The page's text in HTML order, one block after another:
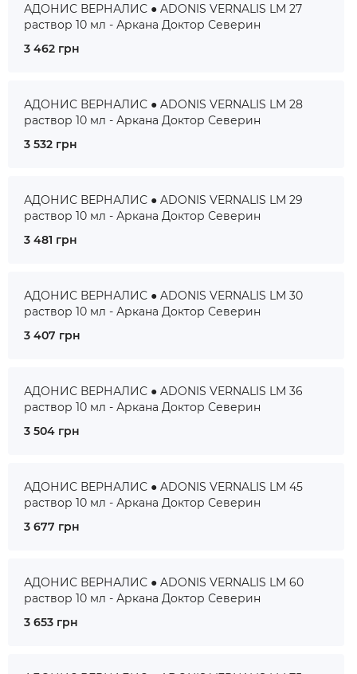
АДОНИС ВЕРНАЛИС ● ADONIS VERNALIS LM 27
раствор 10 мл - Аркана Доктор Северин
3 462 грн
АДОНИС ВЕРНАЛИС ● ADONIS VERNALIS LM 28
раствор 10 мл - Аркана Доктор Северин
3 532 грн
АДОНИС ВЕРНАЛИС ● ADONIS VERNALIS LM 29
раствор 10 мл - Аркана Доктор Северин
3 481 грн
АДОНИС ВЕРНАЛИС ● ADONIS VERNALIS LM 30
раствор 10 мл - Аркана Доктор Северин
3 407 грн
АДОНИС ВЕРНАЛИС ● ADONIS VERNALIS LM 36
раствор 10 мл - Аркана Доктор Северин
3 504 грн
АДОНИС ВЕРНАЛИС ● ADONIS VERNALIS LM 45
раствор 10 мл - Аркана Доктор Северин
3 677 грн
АДОНИС ВЕРНАЛИС ● ADONIS VERNALIS LM 60
раствор 10 мл - Аркана Доктор Северин
3 653 грн